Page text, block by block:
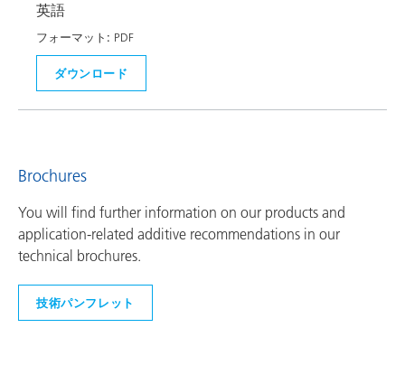
英語
フォーマット: PDF
ダウンロード
Brochures
You will find further information on our products and
application-related additive recommendations in our
technical brochures.
技術パンフレット